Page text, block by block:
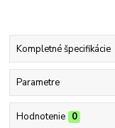
Kompletné špecifikácie
Parametre
Hodnotenie 0